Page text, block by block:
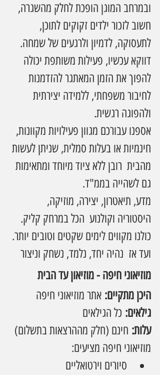
ובמרחב המוגן הופכת לחלק מהשגרה,
חשוב לזכור ילדים זקוקים לתוכן,
לתעסוקה, לדמיון ולרגעים של שמחה.
דווקא עכשיו, פעילות משותפת יכולה
להפוך את הזמן המאתגר להזדמנות
לחיבור משפחתי, ללמידה יצירתית
ולהפוגה רגשית.
אספנו עבורכם מגוון פעילויות מקוונות,
חינמיות או בעלות סמלית, שניתן לעשות
מהבית  רובן ללא ציוד מיוחד ומתאימות
גם לשהייה בממ"ד.
מדע, תיאטרון, יצירה, מוזיקה,
היסטוריה וקולנוע  הכל במרחק קליק.
כולנו מקווים לימים שקטים וטובים יותר.
ועד אז  נהיה יחד, נלמד, נשחק וניצור
מוזיאוני חיפה - מוזיאון עד הבית
היכן מתקיים: אתר מוזיאוני חיפה
גילאים: כל הגילאים
עלות: חינם (חלק מההרצאות בתשלום)
מוזיאוני חיפה מציעים:
סיורים וירטואליים